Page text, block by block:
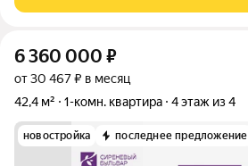
6 360 000 ₽
от 30 467 ₽ в месяц
42,4 м²
1-комн. квартира 4 этаж из 4
новостройка последнее предложение